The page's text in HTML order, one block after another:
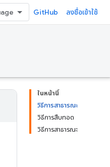
GitHub ลงชื่อเข้าใช้
ในหน้านี้
วิธีการสาธารณะ
วิธีการสืบทอด
วิธีการสาธารณะ